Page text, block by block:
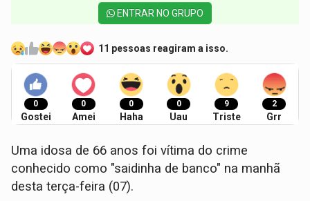
ENTRAR NO GRUPO
11 pessoas reagiram a isso.
0
Gostei
0
Amei
0
Haha
0
Uau
9
Triste
2
Grr
Uma idosa de 66 anos foi vítima do crime
conhecido como "saidinha de banco" na manhã
desta terça-feira (07).